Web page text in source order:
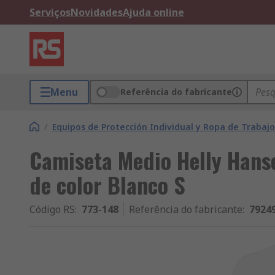
ServiçosNovidadesAjuda online
Menu Referência do fabricante
/ Equipos de Protección Individual y Ropa de Trabajo
Camiseta Medio Helly
de color Blanco S
Código RS: 773-148 Referência do fabricante: